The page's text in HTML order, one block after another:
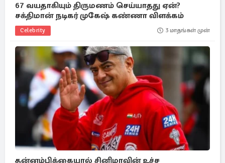
67 வயதாகியும் திருமணம் செய்யாதது ஏன்?
சக்திமான் நடிகர் முகேஷ் கண்ணா விளக்கம்
Celebrity 3 மாதங்கள் முன்
தன்னம்பிக்கையால் சினிமாவின் உச்ச